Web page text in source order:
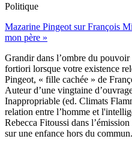
Politique
Mazarine Pingeot sur François
mon père »
Grandir dans l’ombre du
fortiori lorsque votre existence
Pingeot, « fille cachée » de
Auteur d’une vingtaine
Inappropriable (ed. Climats
relation entre l’homme et
Rebecca Fitoussi dans
sur une enfance hors du commun.